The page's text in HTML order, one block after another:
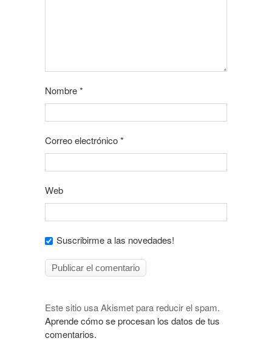
Nombre*
Correo electrónico*
Web
Suscribirme a las novedades!
Este sitio usa Akismet para reducir el spam.
Aprende cómo se procesan los datos de tus
comentarios.